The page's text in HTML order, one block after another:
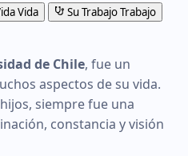
Vida Su TrabajoTrabajo
de Chile, fue un
aspectos de su vida.
siempre fue una
constancia y visión